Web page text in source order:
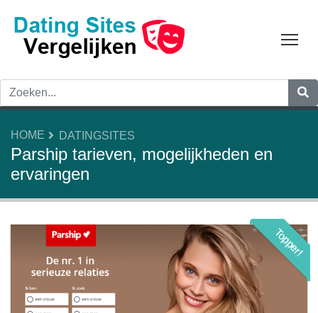
HOME DATINGSITES
Parship tarieven, mogelijkheden en
ervaringen
Topper!